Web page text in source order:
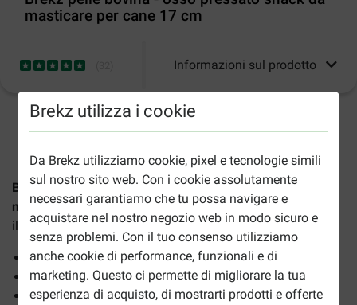
Brekz utilizza i cookie
Da Brekz utilizziamo cookie, pixel e tecnologie simili
sul nostro sito web. Con i cookie assolutamente
necessari garantiamo che tu possa navigare e
acquistare nel nostro negozio web in modo sicuro e
senza problemi. Con il tuo consenso utilizziamo
anche cookie di performance, funzionali e di
marketing. Questo ci permette di migliorare la tua
esperienza di acquisto, di mostrarti prodotti e offerte
masticare per cane 17 cm
Informazioni sul prodotto
Brekz pelle bovina - osso pressato 17 cm snack da
masticare(confezione da 8 pezzi) è un gustoso snack per
il tuo cane in una confezione conveniente.
Per ore di divertimento
A sostegno dell'igiene dentale quotidiana
Circa 17 cm di lunghezza